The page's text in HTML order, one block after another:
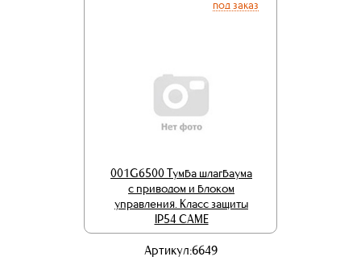
под заказ
001G6500 Тумба шлагбаума
с приводом и блоком
управления. Класс защиты
IP54 CAME
Артикул:6649